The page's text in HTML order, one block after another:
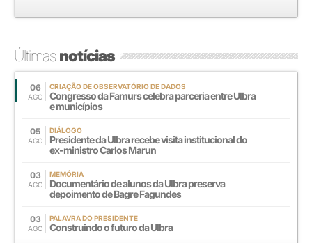
Últimasnotícias
06
AGO
CRIAÇÃO DE OBSERVATÓRIO DE DADOS
Congresso da Famurs celebra parceria entre Ulbra
e municípios
05
AGO
DIÁLOGO
Presidente da Ulbra recebe visita institucional do
ex-ministro Carlos Marun
03
AGO
MEMÓRIA
Documentário de alunos da Ulbra preserva
depoimento de Bagre Fagundes
03
AGO
PALAVRA DO PRESIDENTE
Construindo o futuro da Ulbra